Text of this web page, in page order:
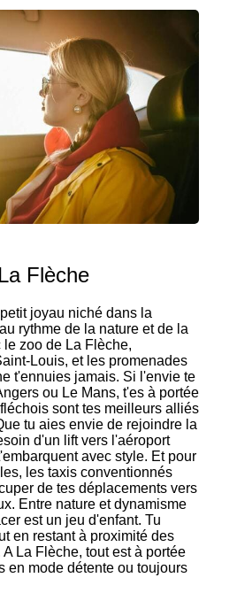
Flèche
joyau niché dans la
rythme de la nature et de la
zoo de La Flèche,
Louis, et les promenades
t'ennuies jamais. Si l'envie te
ou Le Mans, t'es à portée
sont tes meilleurs alliés
tu aies envie de rejoindre la
d'un lift vers l'aéroport
avec style. Et pour
les taxis conventionnés
de tes déplacements vers
Entre nature et dynamisme
est un jeu d'enfant. Tu
en restant à proximité des
La Flèche, tout est à portée
en mode détente ou toujours